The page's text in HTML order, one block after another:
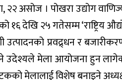
२२ असोज । पोखरा उद्योग
१६ देखि २५ गतेसम्म ‘राष्ट्रिय
उत्पादनको प्रवद्र्धन र
उदेश्यले मेला आयोजना हुन
मेलालाई विशेष बनाइने